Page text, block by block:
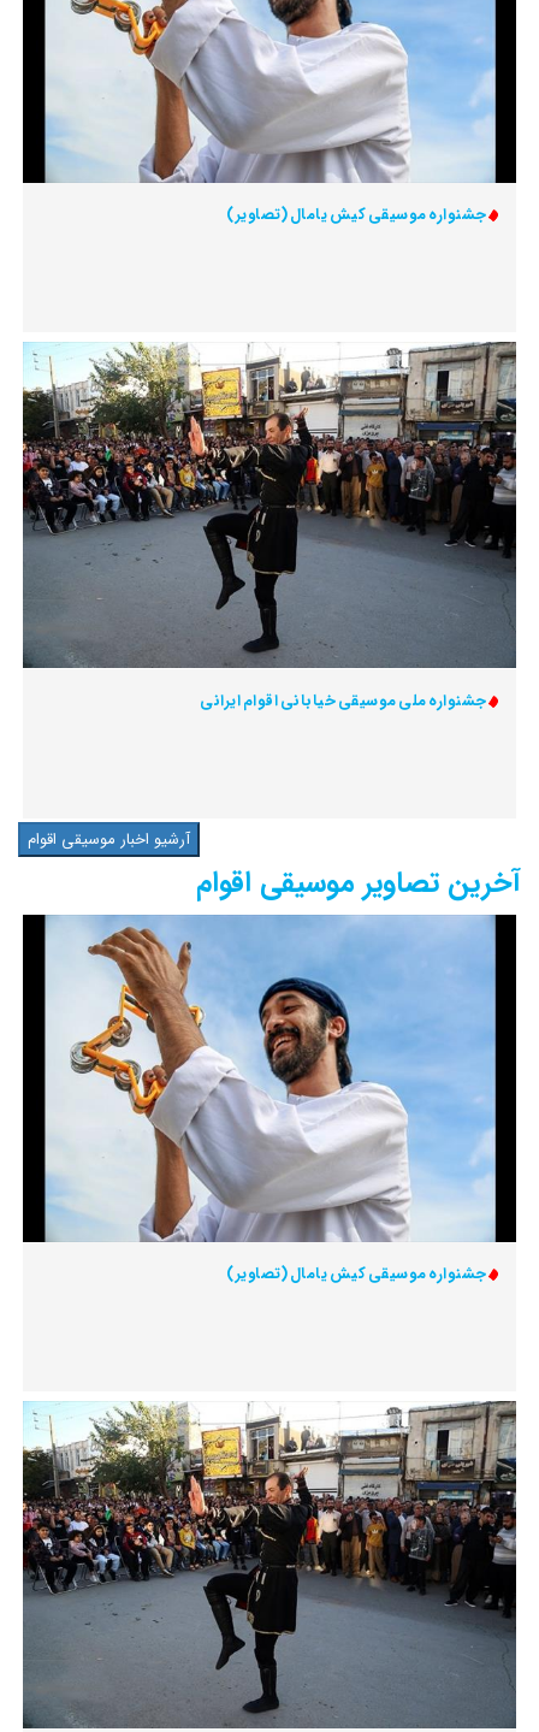
جشنواره‌ موسیقی کیش یامال (تصاویر)
جشنواره ملی موسیقی خیابانی اقوام ایرانی
آرشیو اخبار موسیقی اقوام
آخرین تصاویر موسیقی اقوام
جشنواره‌ موسیقی کیش یامال (تصاویر)